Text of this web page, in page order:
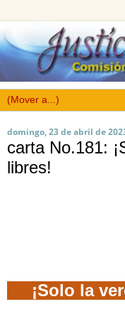
domingo, 23 de abril de
carta No.181:
libres!
¡Solo la